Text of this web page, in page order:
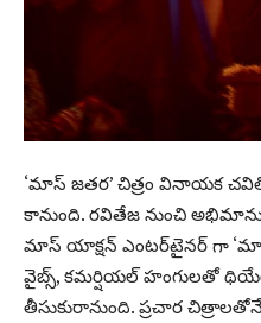
‘మాస్ జతర’ చిత్రం వినాయక
కానుంది. రవితేజ నుంచి
మాస్ యాక్షన్ ఎంటర్‌టైనర్ గా
వైబ్స్, కమర్షియల్ హంగులతో
తీసుకురానుంది. ప్రచార